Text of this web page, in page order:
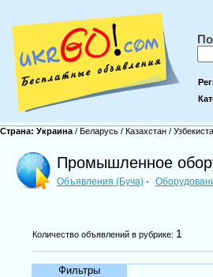
Страна: Украина / Беларусь / Казахстан /
Промышленное
Объявления (Буча) -
Количество объявлений в рубрике: 1
Фильтры